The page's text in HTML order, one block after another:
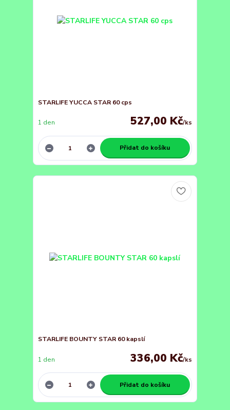
STARLIFE YUCCA STAR 60 cps
527,00 Kč/ks
1 den
Přidat do košíku
STARLIFE BOUNTY STAR 60 kapslí
336,00 Kč/ks
1 den
Přidat do košíku